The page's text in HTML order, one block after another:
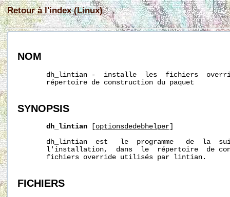
Retour à l'index (Linux)
NOM
dh_lintian -  installe  les  fichiers
       répertoire de construction du paquet
SYNOPSIS
dh_lintian optionsdedebhelper
dh_lintian  est   le  programme   de  la
l'installation,  dans  le  répertoire  de
       fichiers override utilisés par lintian.
FICHIERS